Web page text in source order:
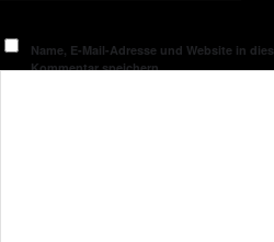
Name, E-Mail-Adresse und Website in
Kommentar speichern.